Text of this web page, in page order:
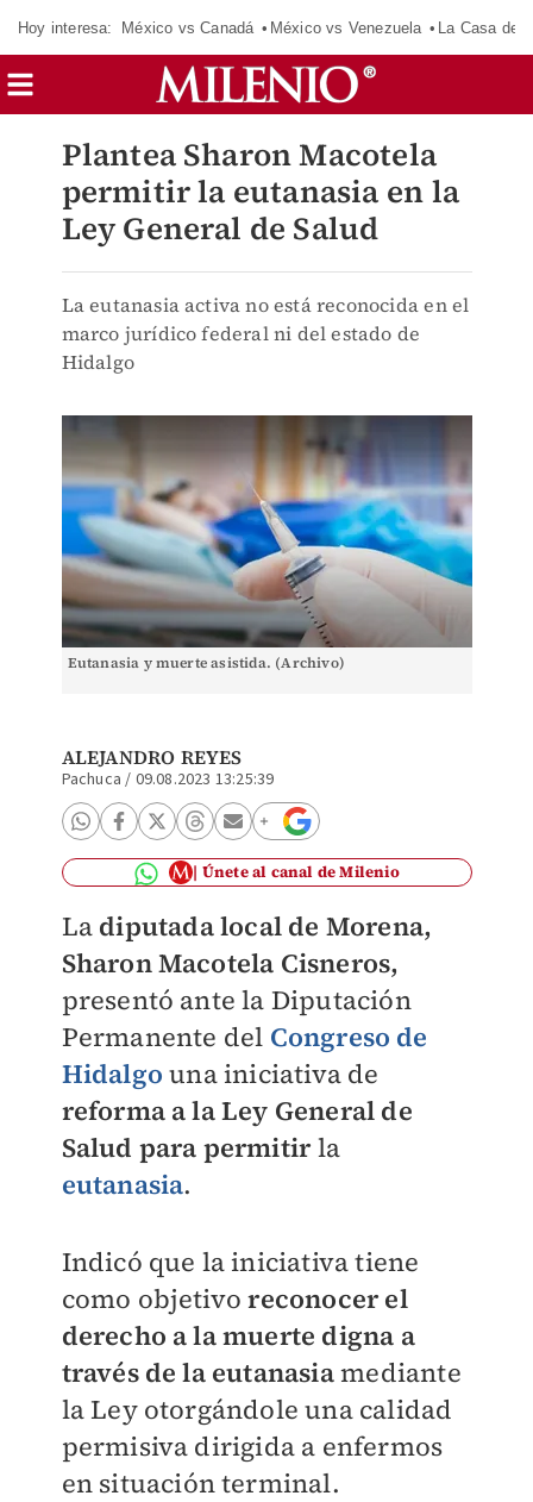
Hoy interesa: México vs Canadá México vs Venezuela La Casa de
Plantea Sharon Macotela
permitir la eutanasia en la
Ley General de Salud
La eutanasia activa no está reconocida en el
marco jurídico federal ni del estado de
Hidalgo
Eutanasia y muerte asistida. (Archivo)
ALEJANDRO REYES
Pachuca / 09.08.2023 13:25:39
Únete al canal de Milenio
La diputada local de Morena,
Sharon Macotela Cisneros,
presentó ante la Diputación
Permanente del Congreso de
Hidalgo una iniciativa de
reforma a la Ley General de
Salud para permitirla
eutanasia.
Indicó que la iniciativa tiene
como objetivoreconocer el
derecho a la muerte digna a
través de la eutanasiamediante
la Ley otorgándole una calidad
permisiva dirigida a enfermos
en situación terminal.